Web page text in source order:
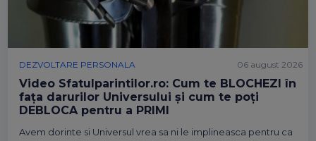
DEZVOLTARE PERSONALA
Video Sfatulparintilor.ro: Cum te BLOCHEZI în
fața darurilor Universului și cum te poți
DEBLOCA pentru a PRIMI
Avem dorinte si Universul vrea sa ni le implineasca pentru ca
06 august 2026